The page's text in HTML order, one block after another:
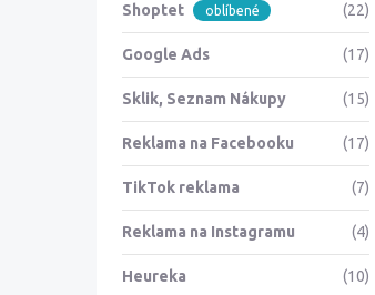
Shoptet oblíbené (22)
Google Ads (17)
Sklik, Seznam Nákupy (15)
Reklama na Facebooku (17)
TikTok reklama (7)
Reklama na Instagramu (4)
Heureka (10)